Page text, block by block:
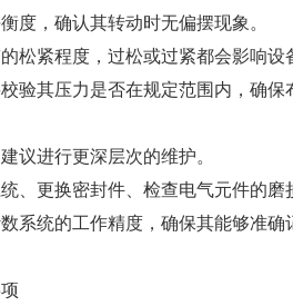
度，确认其转动时无偏摆现象。
松紧程度，过松或过紧都会影响设
验其压力是否在规定范围内，确保
议进行更深层次的维护。
、更换密封件、检查电气元件的磨
系统的工作精度，确保其能够准确